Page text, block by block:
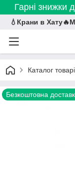
Гарні знижки
💧Крани в
Каталог
Безкоштовна